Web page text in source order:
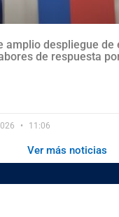
amplio despliegue de
de respuesta
11:06
Ver más noticias